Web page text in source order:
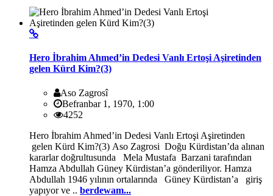
Hero İbrahim Ahmed’in Dedesi Vanlı Ertoşi Aşiretinden
gelen Kürd Kim?(3)
Aso Zagrosî
Befranbar 1, 1970, 1:00
4252
Hero İbrahim Ahmed’in Dedesi Vanlı Ertoşi Aşiretinden
gelen Kürd Kim?(3) Aso Zagrosi Doğu Kürdistan’da alınan
kararlar doğrultusunda Mela Mustafa Barzani tarafından
Hamza Abdullah Güney Kürdistan’a gönderiliyor. Hamza
Abdullah 1946 yılının ortalarında Güney Kürdistan’a giriş
yapıyor ve .. berdewam...